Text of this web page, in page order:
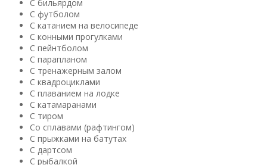
С бильярдом
С футболом
С катанием на велосипеде
С конными прогулками
С пейнтболом
С парапланом
С тренажерным залом
С квадроциклами
С плаванием на лодке
С катамаранами
С тиром
Со сплавами (рафтингом)
С прыжками на батутах
С дартсом
С рыбалкой